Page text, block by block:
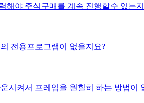
해야 주식구매를 계속 진행할수 있는
전용프로그램이 없을지요?
시켜서 프레임을 원힐히 하는 방법이